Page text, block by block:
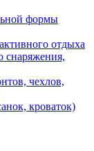
формы
отдыха
снаряжения,
чехлов,
кроваток)